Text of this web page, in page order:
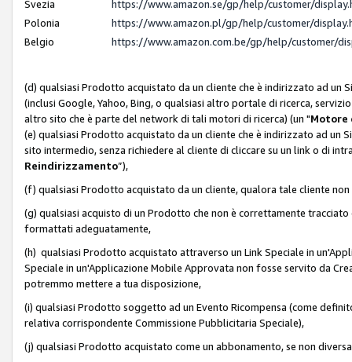
Svezia
https://www.amazon.se/gp/help/customer/
Polonia
https://www.amazon.pl/gp/help/customer/
Belgio
https://www.amazon.com.be/gp/help/customer/
(d) qualsiasi Prodotto acquistato da un cliente che è indirizzato ad un
(inclusi Google, Yahoo, Bing, o qualsiasi altro portale di ricerca,
altro sito che è parte del network di tali motori di ricerca) (un "Motore
(e) qualsiasi Prodotto acquistato da un cliente che è indirizzato ad un
sito intermedio, senza richiedere al cliente di cliccare su un link o di
Reindirizzamento”),
(f) qualsiasi Prodotto acquistato da un cliente, qualora tale cliente
(g) qualsiasi acquisto di un Prodotto che non è correttamente
formattati adeguatamente,
(h) qualsiasi Prodotto acquistato attraverso un Link Speciale in
Speciale in un'Applicazione Mobile Approvata non fosse servito da
potremmo mettere a tua disposizione,
(i) qualsiasi Prodotto soggetto ad un Evento Ricompensa (come
relativa corrispondente Commissione Pubblicitaria Speciale),
(j) qualsiasi Prodotto acquistato come un abbonamento, se non